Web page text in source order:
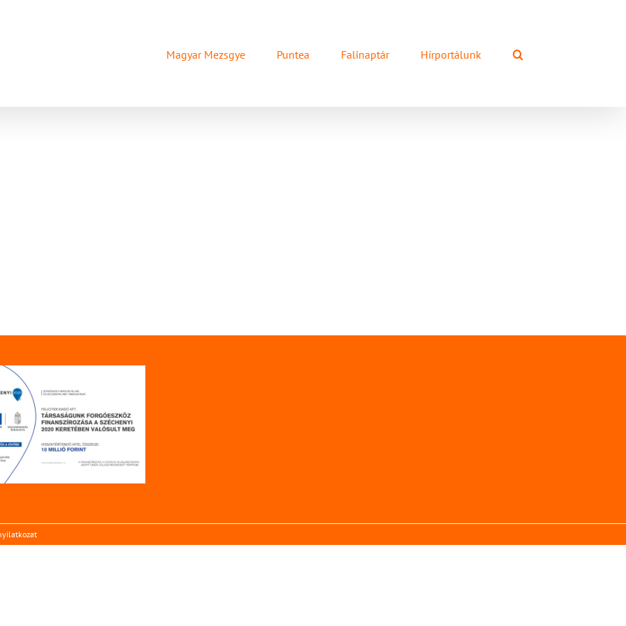
Magyar Mezsgye Puntea Falinaptár Hírportálunk